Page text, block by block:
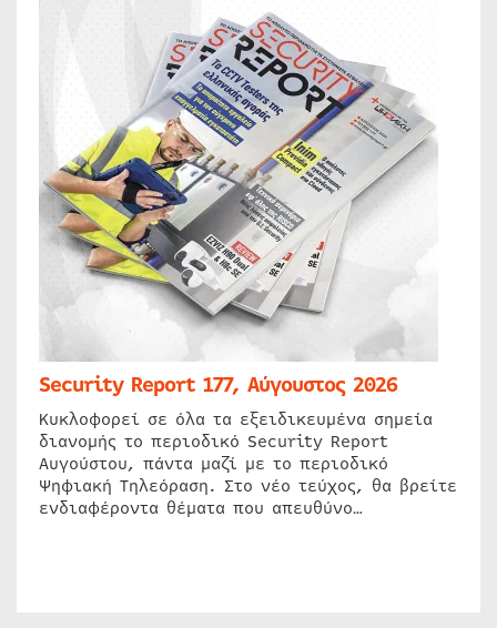
Security Report 177, Αύγουστος 2026
Κυκλοφορεί σε όλα τα εξειδικευμένα σημεία
διανομής το περιοδικό Security Report
Αυγούστου, πάντα μαζί με το περιοδικό
Ψηφιακή Τηλεόραση. Στο νέο τεύχος, θα βρείτε
ενδιαφέροντα θέματα που απευθύνο…